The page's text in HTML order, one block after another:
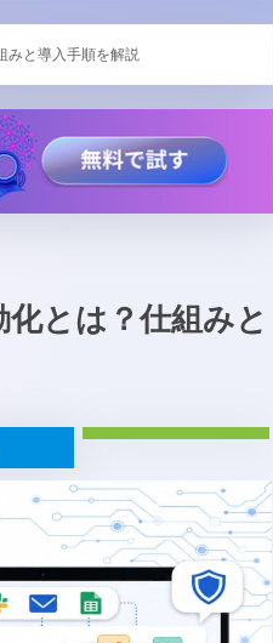
みと導入手順を解説
とは？仕組みと